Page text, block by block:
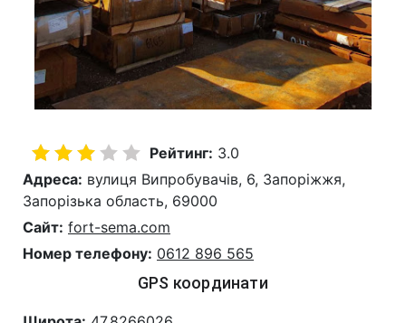
Рейтинг: 3.0
Адреса: вулиця Випробувачів, 6, Запоріжжя,
Запорізька область, 69000
Сайт: fort-sema.com
Номер телефону: 0612 896 565
GPS координати